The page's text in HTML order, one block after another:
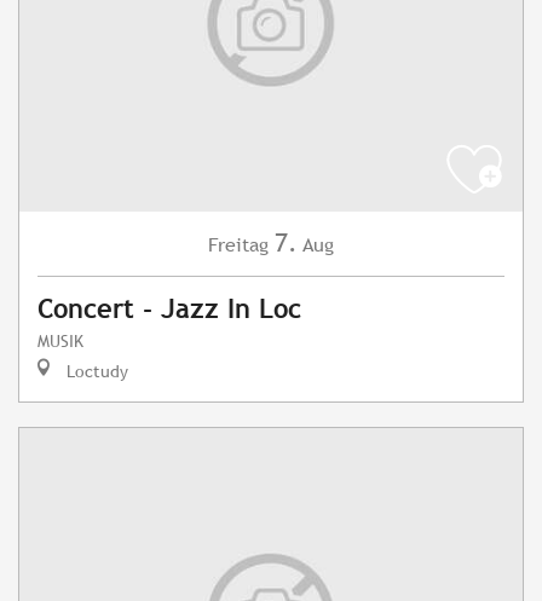
Freitag 7. Aug
Concert - Jazz In Loc
MUSIK
Loctudy